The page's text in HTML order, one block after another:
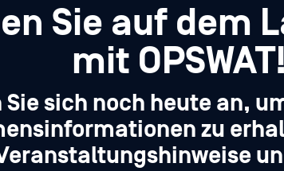
Sie auf dem
mit OPSWAT!
Sie sich noch heute an,
zu